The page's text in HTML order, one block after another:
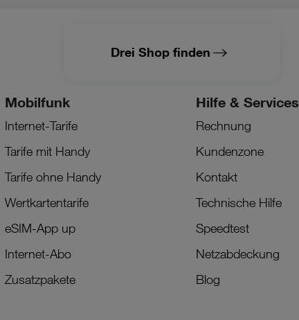
Drei Shop finden
Mobilfunk
Internet-Tarife
Tarife mit Handy
Tarife ohne Handy
Wertkartentarife
eSIM-App up
Internet-Abo
Zusatzpakete
Hilfe & Services
Rechnung
Kundenzone
Kontakt
Technische Hilfe
Speedtest
Netzabdeckung
Blog